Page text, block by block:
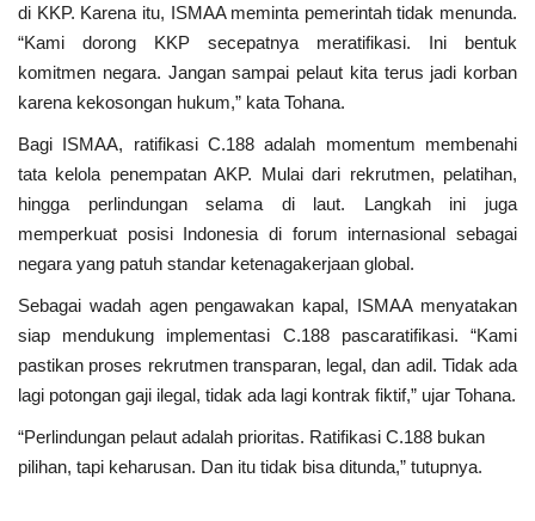
di KKP. Karena itu, ISMAA meminta pemerintah tidak menunda.
“Kami dorong KKP secepatnya meratifikasi. Ini bentuk
komitmen negara. Jangan sampai pelaut kita terus jadi korban
karena kekosongan hukum,” kata Tohana.
Bagi ISMAA, ratifikasi C.188 adalah momentum membenahi
tata kelola penempatan AKP. Mulai dari rekrutmen, pelatihan,
hingga perlindungan selama di laut. Langkah ini juga
memperkuat posisi Indonesia di forum internasional sebagai
negara yang patuh standar ketenagakerjaan global.
Sebagai wadah agen pengawakan kapal, ISMAA menyatakan
siap mendukung implementasi C.188 pascaratifikasi. “Kami
pastikan proses rekrutmen transparan, legal, dan adil. Tidak ada
lagi potongan gaji ilegal, tidak ada lagi kontrak fiktif,” ujar Tohana.
“Perlindungan pelaut adalah prioritas. Ratifikasi C.188 bukan
pilihan, tapi keharusan. Dan itu tidak bisa ditunda,” tutupnya.